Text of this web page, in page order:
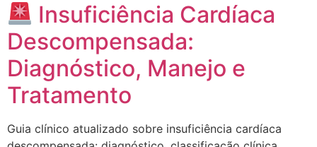
Insuficiência Cardíaca
Descompensada:
Diagnóstico, Manejo e
Tratamento
Guia clínico atualizado sobre insuficiência cardíaca